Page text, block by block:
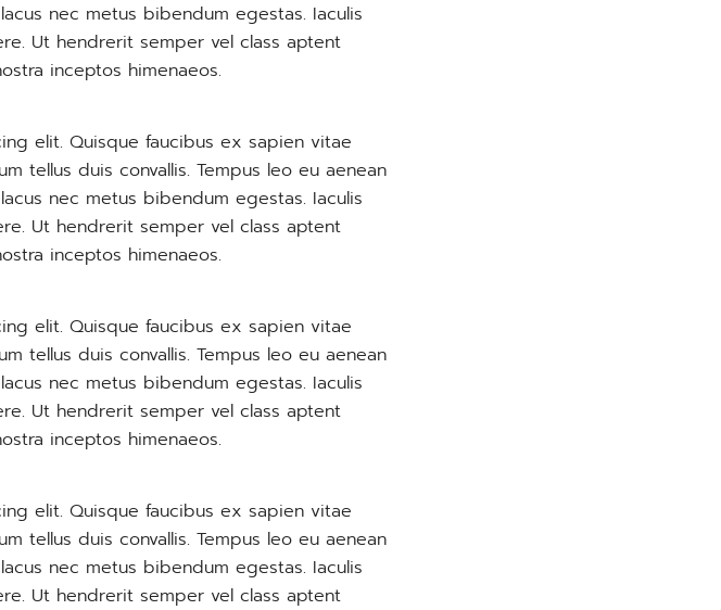
nec metus bibendum egestas. Iaculis
Ut hendrerit semper vel class aptent
inceptos himenaeos.
elit. Quisque faucibus ex sapien vitae
tellus duis convallis. Tempus leo eu aenean
nec metus bibendum egestas. Iaculis
Ut hendrerit semper vel class aptent
inceptos himenaeos.
elit. Quisque faucibus ex sapien vitae
tellus duis convallis. Tempus leo eu aenean
nec metus bibendum egestas. Iaculis
Ut hendrerit semper vel class aptent
inceptos himenaeos.
elit. Quisque faucibus ex sapien vitae
tellus duis convallis. Tempus leo eu aenean
nec metus bibendum egestas. Iaculis
Ut hendrerit semper vel class aptent